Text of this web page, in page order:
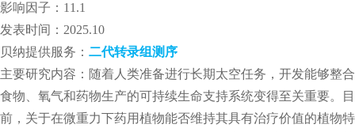
影响因子：11.1
发表时间：2025.10
贝纳提供服务： 二代转录组测序
主要研究内容：随着人类准备进行长期太空任务，开发能够整合
食物、氧气和药物生产的可持续生命支持系统变得至关重要。目
前，关于在微重力下药用植物能否维持其具有治疗价值的植物特